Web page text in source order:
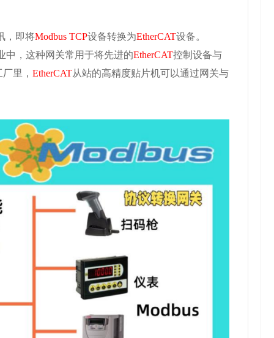
，即将Modbus TCP设备转换为EtherCAT设备。
中，这种网关常用于将先进的EtherCAT控制设备与
里， EtherCAT从站的高精度贴片机可以通过网关与